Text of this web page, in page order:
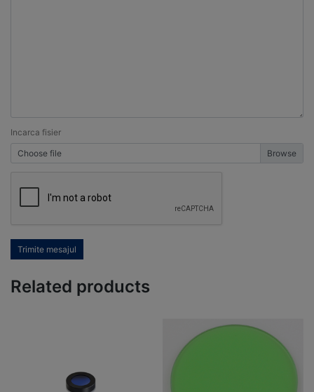
Incarca fisier
Choose file
Trimite mesajul
Related products